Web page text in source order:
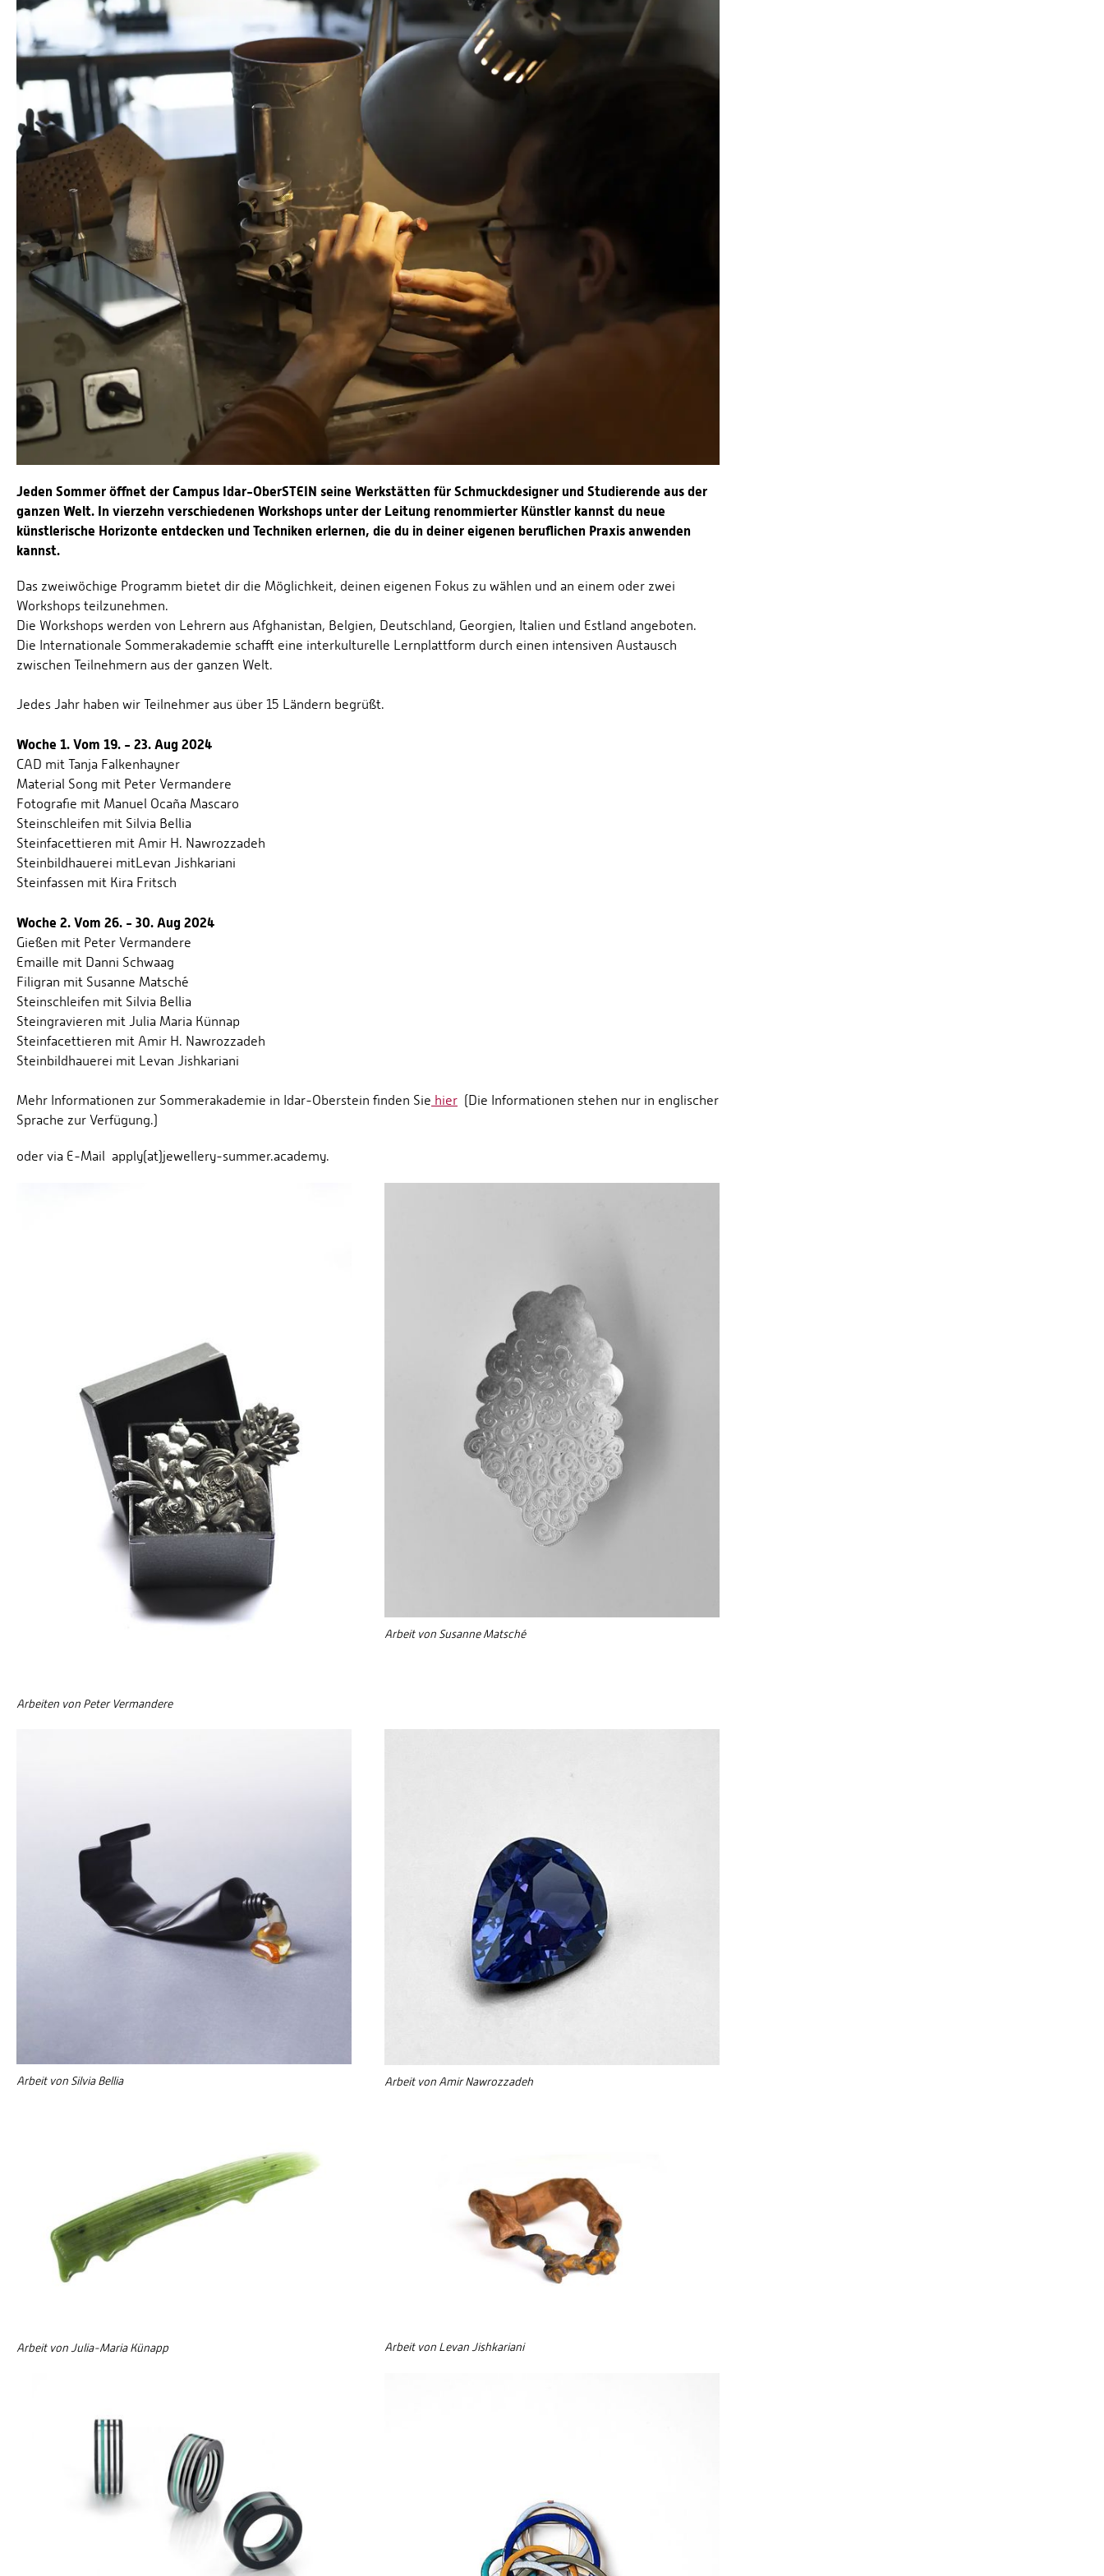
Jeden Sommer öffnet der Campus Idar-OberSTEIN seine Werkstätten für Schmuckdesigner und Studierende aus der
ganzen Welt. In vierzehn verschiedenen Workshops unter der Leitung renommierter Künstler kannst du neue
künstlerische Horizonte entdecken und Techniken erlernen, die du in deiner eigenen beruflichen Praxis anwenden
kannst.
Das zweiwöchige Programm bietet dir die Möglichkeit, deinen eigenen Fokus zu wählen und an einem oder zwei
Workshops teilzunehmen.
Die Workshops werden von Lehrern aus Afghanistan, Belgien, Deutschland, Georgien, Italien und Estland angeboten.
Die Internationale Sommerakademie schafft eine interkulturelle Lernplattform durch einen intensiven Austausch
zwischen Teilnehmern aus der ganzen Welt.
Jedes Jahr haben wir Teilnehmer aus über 15 Ländern begrüßt.
Woche 1. Vom 19. - 23. Aug 2024
CAD mit Tanja Falkenhayner
Material Song mit Peter Vermandere
Fotografie mit Manuel Ocaña Mascaro
Steinschleifen mit Silvia Bellia
Steinfacettieren mit Amir H. Nawrozzadeh
Steinbildhauerei mitLevan Jishkariani
Steinfassen mit Kira Fritsch
Woche 2. Vom 26. - 30. Aug 2024
Gießen mit Peter Vermandere
Emaille mit Danni Schwaag
Filigran mit Susanne Matsché
Steinschleifen mit Silvia Bellia
Steingravieren mit Julia Maria Künnap
Steinfacettieren mit Amir H. Nawrozzadeh
Steinbildhauerei mit Levan Jishkariani
Mehr Informationen zur Sommerakademie in Idar-Oberstein finden Sie hier (Die Informationen stehen nur in englischer
Sprache zur Verfügung.)
oder via E-Mail apply(at)jewellery-summer.academy.
Arbeiten von Peter Vermandere
Arbeit von Susanne Matsché
Arbeit von Silvia Bellia Arbeit von Amir Nawrozzadeh
Arbeit von Julia-Maria Künapp Arbeit von Levan Jishkariani